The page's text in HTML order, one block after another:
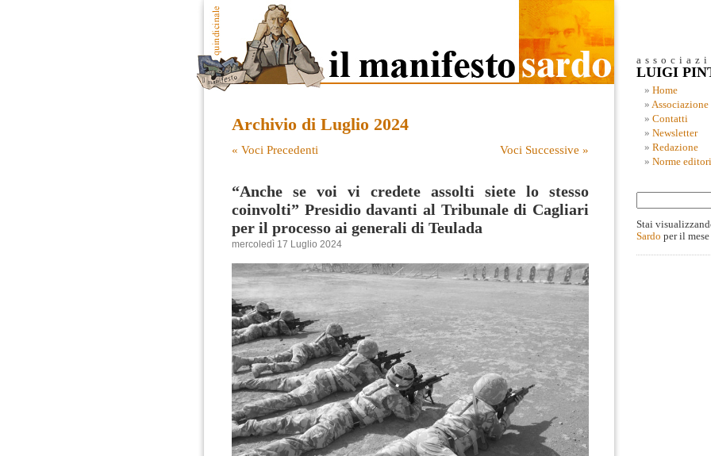
Archivio di Luglio 2024
« Voci Precedenti Voci Successive »
“Anche se voi vi credete assolti siete lo stesso
coinvolti” Presidio davanti al Tribunale di Cagliari
per il processo ai generali di Teulada
mercoledì 17 Luglio 2024
LUIGI
Home
Associazione
Contatti
Newsletter
Redazione
Norme
Stai
Sardo per il